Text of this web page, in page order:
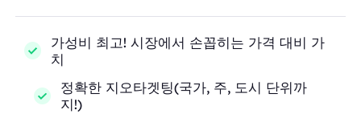
가성비 최고! 시장에서 손꼽히는 가격 대비 가
치
정확한 지오타겟팅(국가, 주, 도시 단위까
지!)